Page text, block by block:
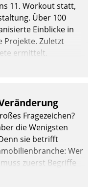
11. Workout statt,
Über 100
Einblicke in
Projekte. Zuletzt
ermittelt.
Fragezeichen?
die Wenigsten
sie betrifft
Wer
zuerst Begriffe
Optimierung: